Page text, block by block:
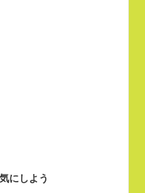
にしよう